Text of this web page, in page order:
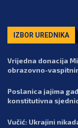
IZBOR UREDNIKA
Vrijedna donacija
obrazovno-
Poslanica jajima
konstitutivna
Vučić: Ukrajini